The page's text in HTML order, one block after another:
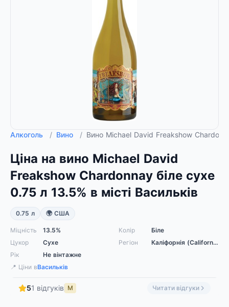
Алкоголь / Вино / Вино Michael David Freakshow
Ціна на вино Michael David
Freakshow Chardonnay біле сухе
0.75 л 13.5% в місті Васильків
0.75 л 🌍 США
Міцність 13.5% Колір
Біле
Цукор
Сухе Регіон
Каліфорнія (California)
Рік
Не вінтажне
📍 Ціни вВасильків
51 відгуків М Читати відгуки